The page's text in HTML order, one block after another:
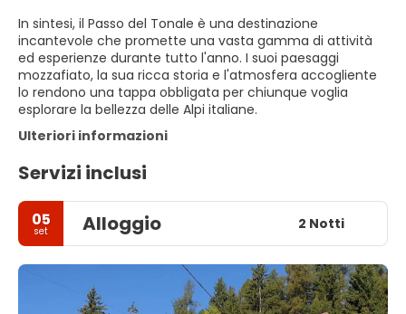
In sintesi, il Passo del Tonale è una destinazione
incantevole che promette una vasta gamma di attività
ed esperienze durante tutto l'anno. I suoi paesaggi
mozzafiato, la sua ricca storia e l'atmosfera accogliente
lo rendono una tappa obbligata per chiunque voglia
esplorare la bellezza delle Alpi italiane.
Ulteriori informazioni
Servizi inclusi
05
set Alloggio 2 Notti